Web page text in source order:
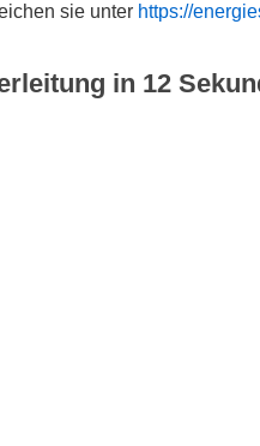
sie unter https://
in 12